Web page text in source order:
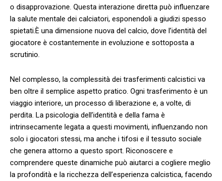
o disapprovazione. Questa interazione diretta può influenzare
la salute mentale dei calciatori, esponendoli a giudizi spesso
spietati.È una ⁣dimensione nuova del calcio, dove l’identità del
giocatore ⁣è costantemente in evoluzione e ‌sottoposta a
scrutinio.
Nel ‍complesso, la complessità dei trasferimenti calcistici va
ben oltre il ⁣semplice aspetto pratico.⁢ Ogni trasferimento è un
viaggio interiore, un processo di liberazione e, a volte, di
perdita. La psicologia dell’identità e della fama è
intrinsecamente legata a questi movimenti, influenzando non
solo ⁢i giocatori stessi, ma anche i tifosi e il tessuto sociale
che genera attorno a questo sport. Riconoscere ​e
comprendere queste dinamiche può aiutarci a cogliere ‌meglio
la profondità e la⁣ ricchezza dell’esperienza calcistica, facendo